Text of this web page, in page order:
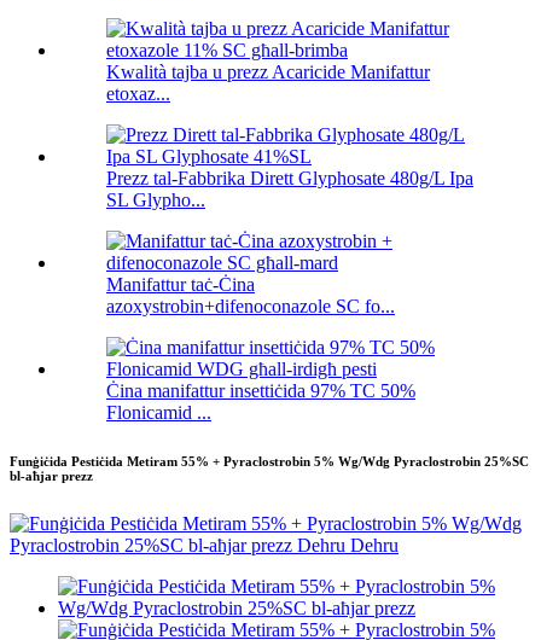
Kwalità tajba u prezz Acaricide Manifattur
etoxaz...
Prezz tal-Fabbrika Dirett Glyphosate 480g/L Ipa
SL Glypho...
Manifattur taċ-Ċina
azoxystrobin+difenoconazole SC fo...
Ċina manifattur insettiċida 97% TC 50%
Flonicamid ...
Funġiċida Pestiċida Metiram 55% + Pyraclostrobin 5% Wg/Wdg Pyraclostrobin 25%SC
bl-aħjar prezz